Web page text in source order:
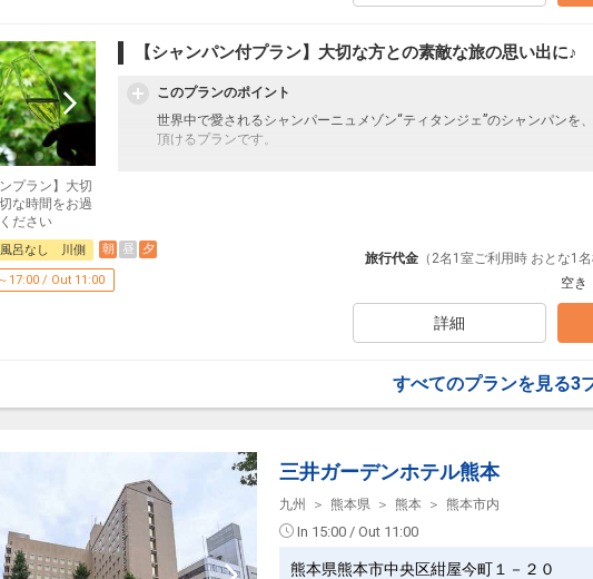
自然との一体感をお楽しみ下さい。
※貸切風呂あり（利用可能時間：平日14時～20時／料金別途）
※温泉は24時間入浴可能（清掃時間帯は除く）
｜■｜こだわりの食事｜■｜
旬の素材や地元のお野菜を使い、一品ずつ丁寧に、心を込めてつくった
季節ごとにお品書きも変わる為、いつお越し頂いても、その時に一番美
※アレルギー等ございましたら、事前にお申し出下さい。（当日のご対
インターネットコース番号：DP-2-200000013033
プラン】大切
な時間をお過
ださい
【シャンパン付プラン】大切な方との素敵な旅の思い出に♪
このプランのポイント
世界中で愛されるシャンパーニュメゾン“ティタンジェ”のシャンパンを
頂けるプランです。
※20歳未満は対象外と致します。なお、シャンパンの夕食時のお持ち込
熊本県阿蘇郡の山あいにあるどこか昔懐かしい雰囲気漂う温泉郷“黒川温
りのままの自然を満喫して頂けるよう、渓流沿いに露天風呂がございま
※貸切風呂あり（利用可能時間：平日14時～20時／料金別途）
※温泉は24時間入浴可能（清掃時間帯は除く）
｜■｜山みず木のおもてなし｜■｜
其の壱．当館の温泉のみならず、姉妹館2館の露天風呂も無料で入浴可能
風呂なし 川側 朝 昼 夕
17:00 / Out 11:00
旅行代金 （2名1室ご利用時 おとな1名
空き
詳細
すべてのプランを見る3
三井ガーデンホテル熊本
九州 熊本県 熊本 熊本市内
In 15:00 / Out 11:00
熊本県熊本市中央区紺屋今町１－２０